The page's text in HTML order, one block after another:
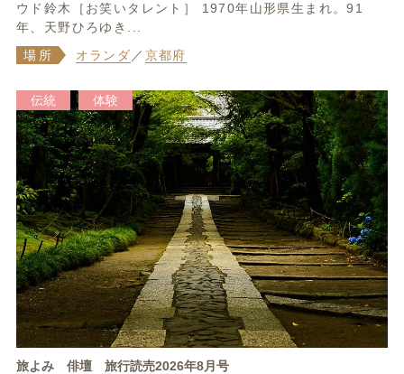
ウド鈴木［お笑いタレント］ 1970年山形県生まれ。91
年、天野ひろゆき...
場所
オランダ／ 京都府
伝統 体験
旅よみ 俳壇 旅行読売2026年8月号